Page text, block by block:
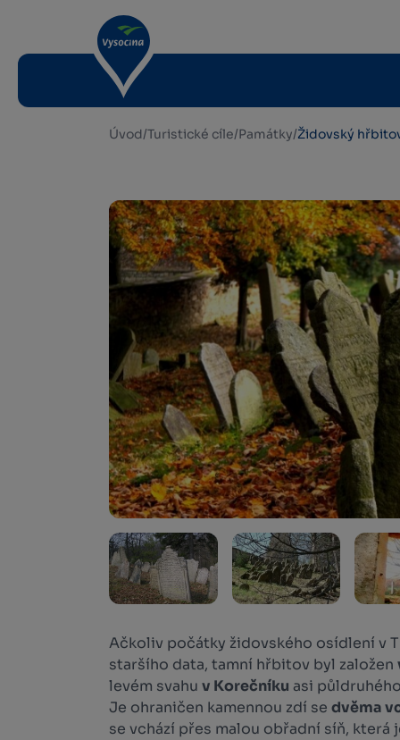
Úvod/Turistické cíle/Památky/Židovský
Ačkoliv počátky židovského osídlení v
staršího data, tamní hřbitov byl založen
levém svahu v Korečníku asi
Je ohraničen kamennou zdí se dvěma
se vchází přes malou obřadní síň, která